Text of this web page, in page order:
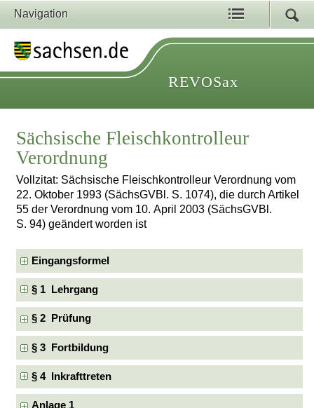
Navigation
REVOSax
Sächsische Fleischkontrolleur
Verordnung
Vollzitat: Sächsische Fleischkontrolleur Verordnung vom
22. Oktober 1993 (SächsGVBl. S. 1074), die durch Artikel
55 der Verordnung vom 10. April 2003 (SächsGVBl.
S. 94) geändert worden ist
Eingangsformel
§ 1 Lehrgang
§ 2 Prüfung
§ 3 Fortbildung
§ 4 Inkrafttreten
Anlage 1